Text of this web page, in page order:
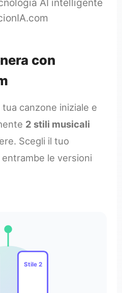
AI intelligente
con
tua canzone iniziale e
2 stili musicali
Scegli il tuo
le versioni
Stile 2